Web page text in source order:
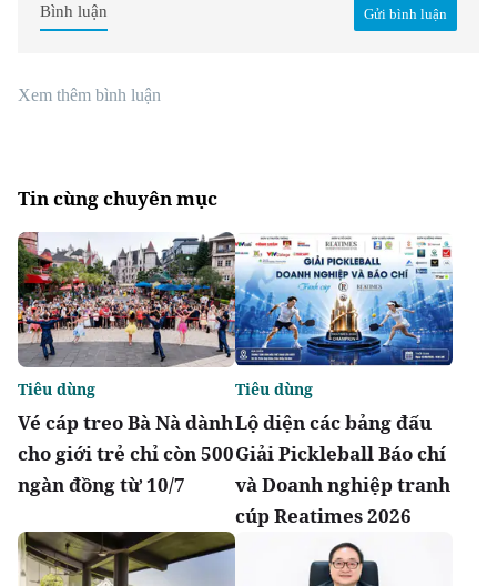
Gửi bình luận
Bình luận
Xem thêm bình luận
Tin cùng chuyên mục
Vé cáp treo Bà Nà dành
cho giới trẻ chỉ còn 500
ngàn đồng từ 10/7
Tiêu dùng
Lộ diện các bảng đấu
Giải Pickleball Báo chí
và Doanh nghiệp tranh
cúp Reatimes 2026
Tiêu dùng